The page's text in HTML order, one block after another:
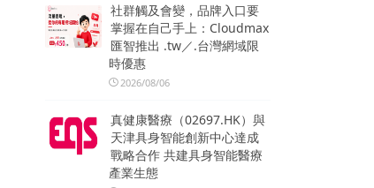
社群觸及會變，品牌入口要
掌握在自己手上：Cloudmax
匯智推出 .tw／.台灣網域限
時優惠
2026/08/06
真健康醫療（02697.HK）與
天津具身智能創新中心達成
戰略合作 共建具身智能醫療
產業生態